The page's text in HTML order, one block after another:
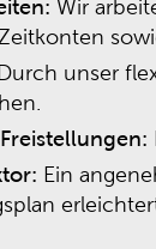
Wir
Durch unser
Ein